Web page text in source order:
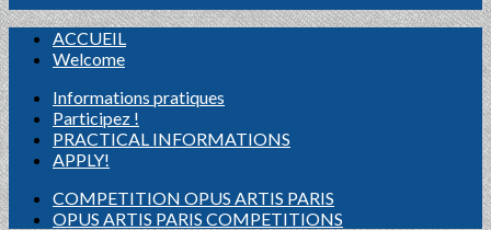
ACCUEIL
Welcome
Informations pratiques
Participez !
PRACTICAL INFORMATIONS
APPLY!
COMPETITION OPUS ARTIS PARIS
OPUS ARTIS PARIS COMPETITIONS